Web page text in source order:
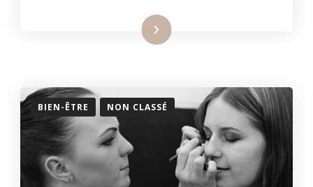
Lire la suite
BIEN-ÊTRE NON CLASSÉ